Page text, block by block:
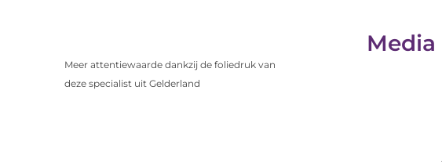
Media
Meer attentiewaarde dankzij de foliedruk van
deze specialist uit Gelderland